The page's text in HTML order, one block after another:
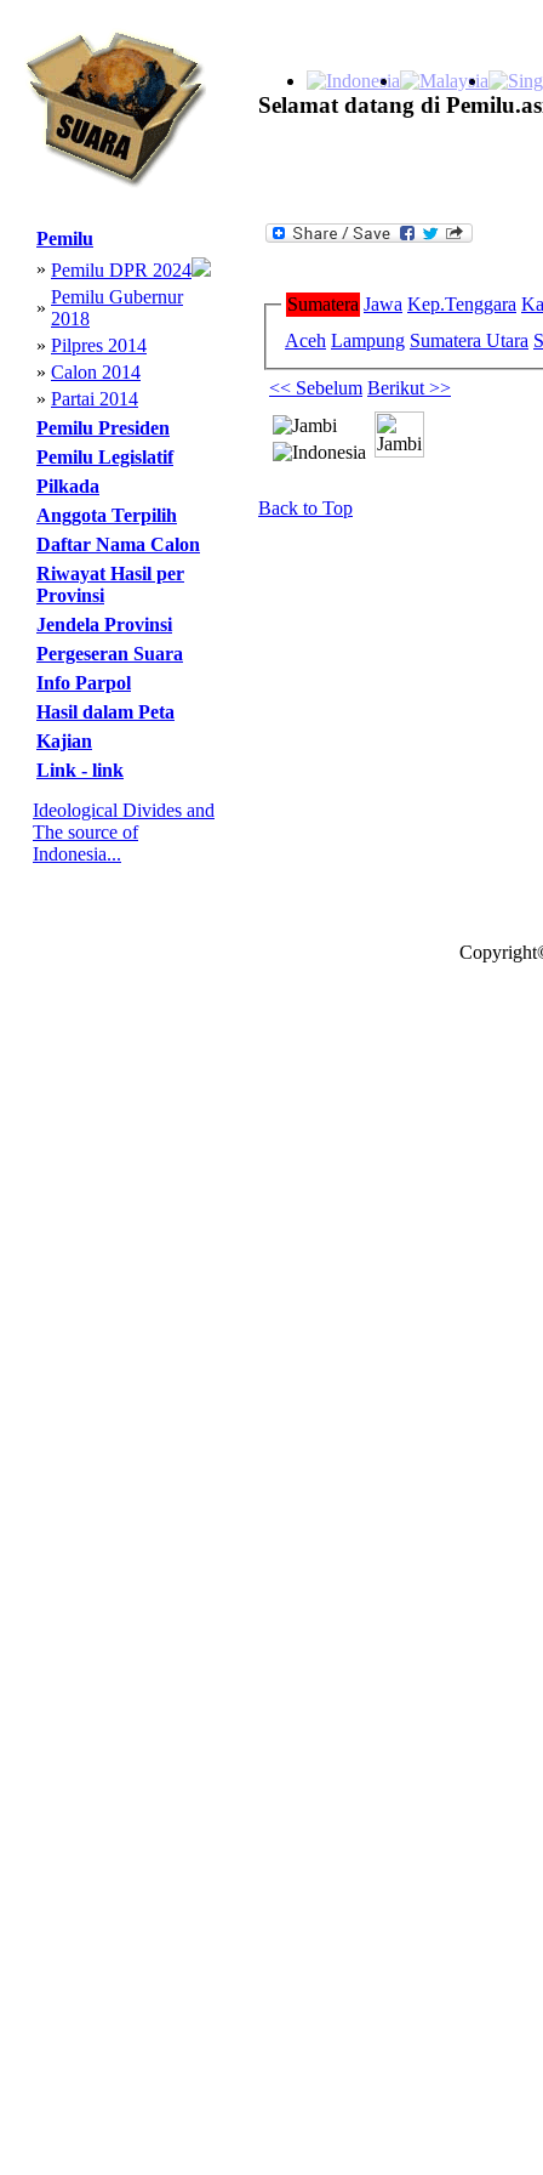
Selamat datang di
Pemilu
» Pemilu DPR 2024
»
Pemilu Gubernur
2018
» Pilpres 2014
» Calon 2014
» Partai 2014
Pemilu Presiden
Pemilu Legislatif
Pilkada
Anggota Terpilih
Daftar Nama Calon
Riwayat Hasil per
Provinsi
Jendela Provinsi
Pergeseran Suara
Info Parpol
Hasil dalam Peta
Kajian
Link - link
Ideological Divides and
The source of
Indonesia...
Sumatera Jawa Kep.Tenggara
Aceh Lampung Sumatera Utara
<< Sebelum Berikut >>
Back to Top